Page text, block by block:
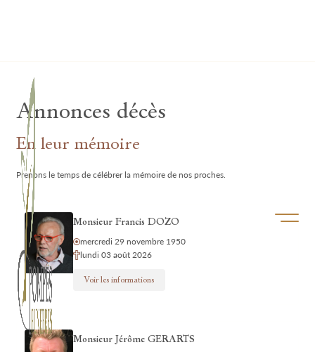
Ouvrir/
Annonces décès
En leur mémoire
Prenons le temps de célébrer la mémoire de nos proches.
Monsieur Francis DOZO
mercredi 29 novembre 1950
lundi 03 août 2026
Voir les informations
Monsieur Jérôme GERARTS